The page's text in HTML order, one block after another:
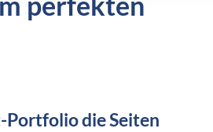
Portfolio die Seiten